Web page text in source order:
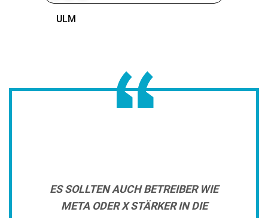
ES SOLLTEN AUCH BETREIBER WIE
META ODER X STÄRKER IN DIE